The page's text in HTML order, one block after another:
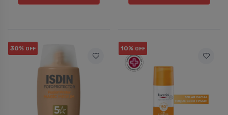
30% OFF 10% OFF